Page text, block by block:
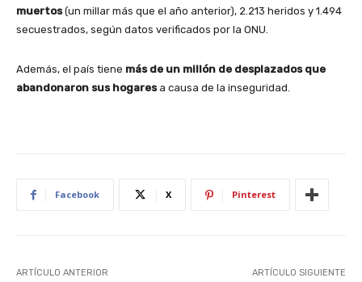
muertos(un millar más que el año anterior), 2.213 heridos y 1.494
secuestrados, según datos verificados por la ONU.
Además, el país tiene más de un millón de desplazados que
abandonaron sus hogaresa causa de la inseguridad.
Facebook X Pinterest
ARTÍCULO ANTERIOR ARTÍCULO SIGUIENTE